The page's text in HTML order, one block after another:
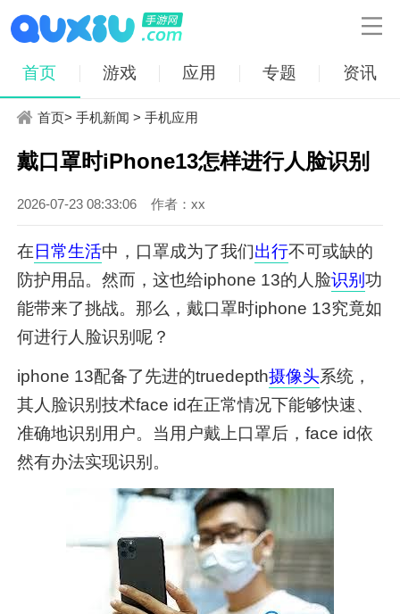

首页 游戏 应用 专题 资讯
首页>手机新闻 >手机应用
戴口罩时iPhone13怎样进行人脸识别
2026-07-23 08:33:06 作者：xx
在日常生活中，口罩成为了我们出行不可或缺的
防护用品。然而，这也给iphone 13的人脸识别 功
能带来了挑战。那么，戴口罩时iphone 13究竟如
何进行人脸识别呢？
iphone 13配备了先进的truedepth摄像头系统，
其人脸识别技术face id在正常情况下能够快速、
准确地识别用户。当用户戴上口罩后，face id依
然有办法实现识别。